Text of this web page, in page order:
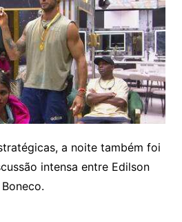
a noite também foi
intensa entre Edilson